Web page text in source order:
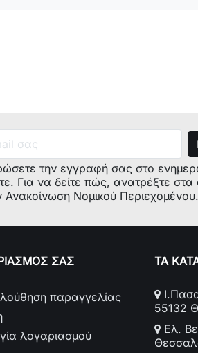
code :
την εγγραφή σας στο
Για να δείτε πώς, ανατρέξτε στα
Ανακοίνωση Νομικού Περιεχομένου.
ΣΑΣ
παραγγελίας
λογαριασμού
ΤΑ
55132
Ελ.